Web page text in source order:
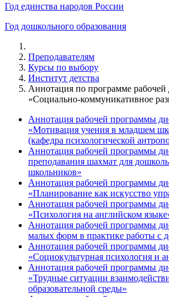
Год единства народов России
Год дошкольного образования
Преподавателям
Курсы по выбору
Институт детства
Аннотация по программе
«Социально-коммуникативное
Аннотация рабочей программы
«Мотивация учения в младшем
(кафедра психологической
Аннотация рабочей программы
преподавания шахмат для
школьников»
Аннотация рабочей программы
«Планирование как искусство
Аннотация рабочей программы
«Психология на английском
Аннотация рабочей программы
малых форм в практике работы с
Аннотация рабочей программы
«Социокультурная психология и
Аннотация рабочей программы
«Трудные ситуации
образовательной среды»